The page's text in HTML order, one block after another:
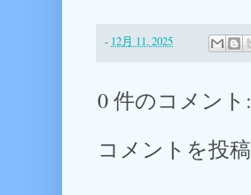
- 12月 11, 2025
0 件のコメント:
コメントを投稿